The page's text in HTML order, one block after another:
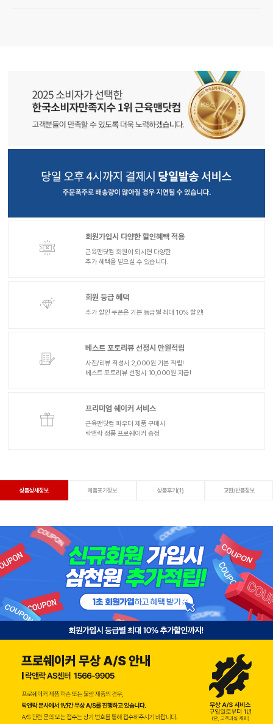
회원가입시 다양한 할인혜택 적용
근육맨닷컴 회원이 되시면 다양한
추가 혜택을 받으실 수 있습니다.
회원 등급 혜택
추가 할인 쿠폰은 기본 등급별 최대 10% 할인!
베스트 포토리뷰 선정시 만원적립
사진/리뷰 작성시 2,000원 기본 적립!
베스트 포토리뷰 선정시 10,000원 지급!
프리미엄 쉐이커 서비스
근육맨닷컴 파우더 제품 구매시
락앤락 정품 프로쉐이커 증정
상품상세정보 제품표기정보 상품후기(1) 교환/반품정보